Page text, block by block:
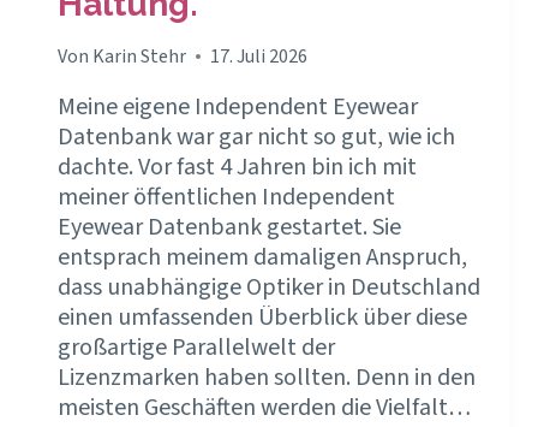
Von Karin Stehr 17. Juli 2026
Meine eigene Independent Eyewear
Datenbank war gar nicht so gut, wie ich
dachte. Vor fast 4 Jahren bin ich mit
meiner öffentlichen Independent
Eyewear Datenbank gestartet. Sie
entsprach meinem damaligen Anspruch,
dass unabhängige Optiker in Deutschland
einen umfassenden Überblick über diese
großartige Parallelwelt der
Lizenzmarken haben sollten. Denn in den
meisten Geschäften werden die Vielfalt…